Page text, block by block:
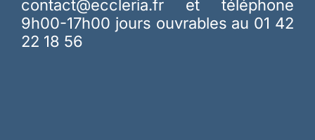
contact@eccleria.fr et téléphone
9h00-17h00 jours ouvrables au 01 42
22 18 56